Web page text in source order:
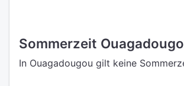
Sommerzeit
In Ouagadougou gilt keine